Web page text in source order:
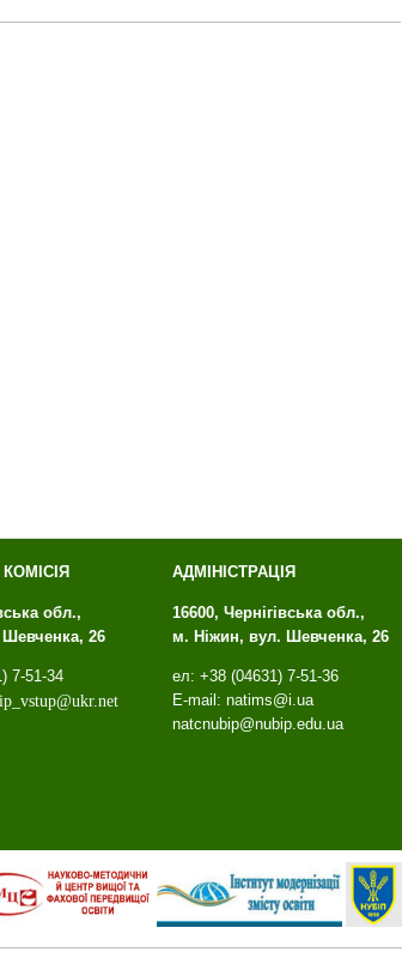
обл.,
26
7-51-34
_ vstup@ukr.net
АДМІНІСТРАЦІЯ
16600, Чернігівська обл.,
м. Ніжин, вул. Шевченка, 26
ел: +38 (04631) 7-51-36
E-mail: natims@i.ua
natcnubip@nubip.edu.ua